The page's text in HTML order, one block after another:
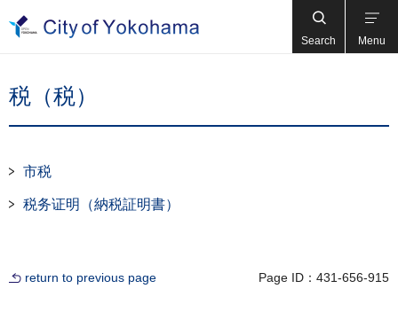
Search Menu
税（税）
市税
税务证明（納税証明書）
return to previous page Page ID：431-656-915